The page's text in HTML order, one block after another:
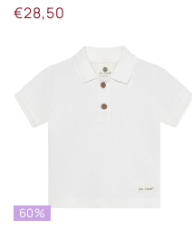
Normale
€28,50
60%